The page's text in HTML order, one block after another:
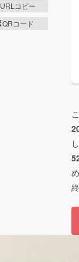
URLコピー
QRコード